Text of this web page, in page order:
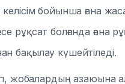
бойынша ғана
болғанда ғана
бақылау күшейтіледі.
жобалардың азаюына